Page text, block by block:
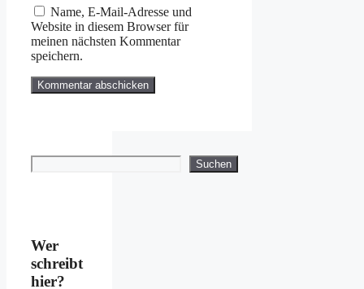
Name, E-Mail-Adresse und
Website in diesem Browser für
meinen nächsten Kommentar
speichern.
Suchen Suchen
Wer
schreibt
hier?